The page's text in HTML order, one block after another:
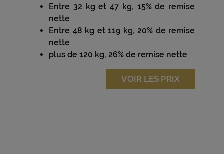
Entre 32 kg et 47 kg, 15% de remise
nette
Entre 48 kg et 119 kg, 20% de remise
nette
plus de 120 kg, 26% de remise nette
VOIR LES PRIX